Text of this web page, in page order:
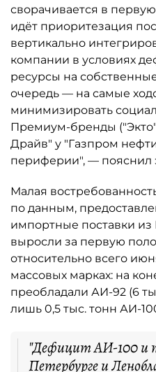
сворачивается в
идёт приоритезация
вертикально
компании в условиях
ресурсы на
очередь — на самые
минимизировать
Премиум-бренды
Драйв" у "Газпром
периферии", — пояснил
Малая
по данным,
импортные поставки из
выросли за первую
относительно всего
массовых марках: на
преобладали АИ-92 (6
лишь 0,5 тыс. тонн АИ-
"Дефицит АИ-100 и
Петербурге и